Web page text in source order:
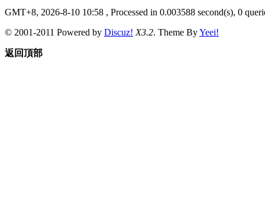
GMT+8, 2026-8-10 10:58 , Processed in 0.003588 second(s), 0
© 2001-2011 Powered by Discuz! X3.2. Theme ByYeei!
返回頂部